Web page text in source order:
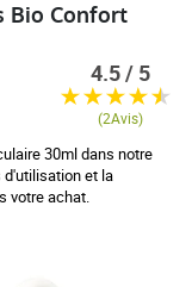
Bio Confort
30ml dans notre
d'utilisation et la
votre achat.
4.5 / 5
(2Avis)